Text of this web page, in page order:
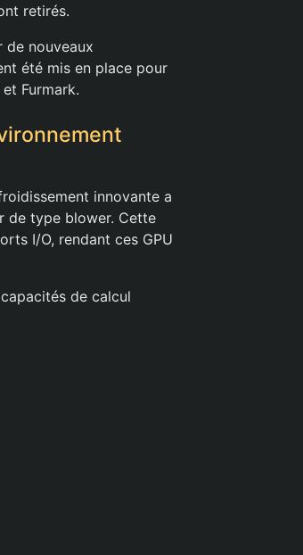
retirés.
de nouveaux
été mis en place pour
Furmark.
innovante a
de type blower. Cette
I/O, rendant ces GPU
de calcul